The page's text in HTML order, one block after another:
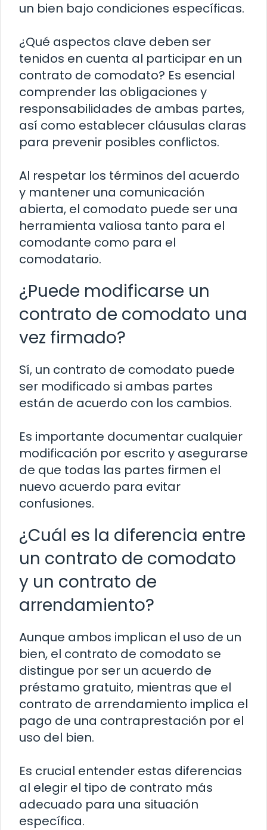
un bien bajo condiciones específicas.
¿Qué aspectos clave deben ser
tenidos en cuenta al participar en un
contrato de comodato? Es esencial
comprender las obligaciones y
responsabilidades de ambas partes,
así como establecer cláusulas claras
para prevenir posibles conflictos.
Al respetar los términos del acuerdo
y mantener una comunicación
abierta, el comodato puede ser una
herramienta valiosa tanto para el
comodante como para el
comodatario.
¿Puede modificarse un
contrato de comodato una
vez firmado?
Sí, un contrato de comodato puede
ser modificado si ambas partes
están de acuerdo con los cambios.
Es importante documentar cualquier
modificación por escrito y asegurarse
de que todas las partes firmen el
nuevo acuerdo para evitar
confusiones.
¿Cuál es la diferencia entre
un contrato de comodato
y un contrato de
arrendamiento?
Aunque ambos implican el uso de un
bien, el contrato de comodato se
distingue por ser un acuerdo de
préstamo gratuito, mientras que el
contrato de arrendamiento implica el
pago de una contraprestación por el
uso del bien.
Es crucial entender estas diferencias
al elegir el tipo de contrato más
adecuado para una situación
específica.